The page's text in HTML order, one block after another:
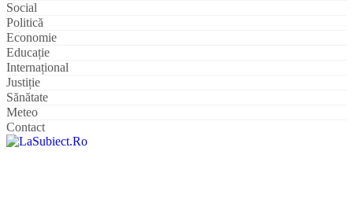
Social
Politică
Economie
Educație
Internațional
Justiție
Sănătate
Meteo
Contact